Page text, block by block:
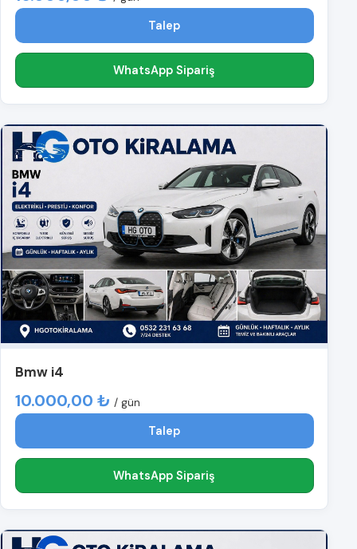
Talep
WhatsApp Sipariş
Bmw i4
10.000,00 ₺ / gün
Talep
WhatsApp Sipariş